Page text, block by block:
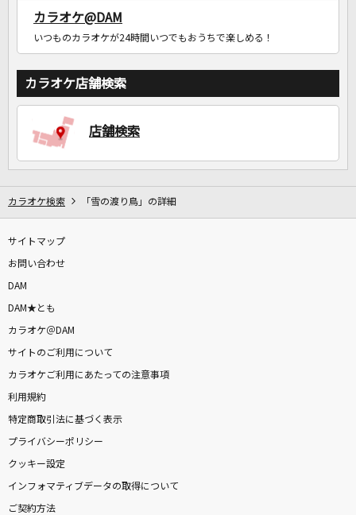
カラオケ@DAM
いつものカラオケが24時間いつでもおうちで楽しめる！
カラオケ店舗検索
店舗検索
カラオケ検索 「雪の渡り鳥」の詳細
サイトマップ
お問い合わせ
DAM
DAM★とも
カラオケ＠DAM
サイトのご利用について
カラオケご利用にあたっての注意事項
利用規約
特定商取引法に基づく表示
プライバシーポリシー
クッキー設定
インフォマティブデータの取得について
ご契約方法